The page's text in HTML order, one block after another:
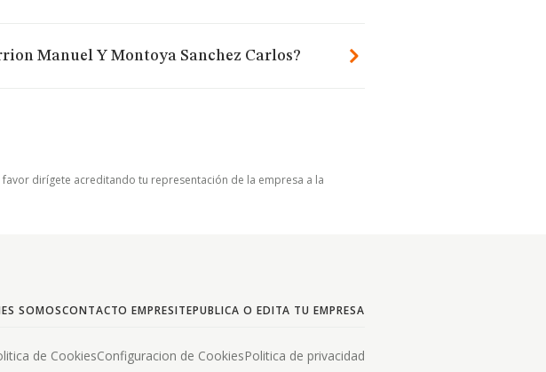
Manuel Y Montoya Sanchez Carlos?
favor dirígete acreditando tu representación de la empresa a la
SOMOSCONTACTO EMPRESITEPUBLICA O EDITA TU EMPRESA
de CookiesConfiguracion de CookiesPolitica de privacidad